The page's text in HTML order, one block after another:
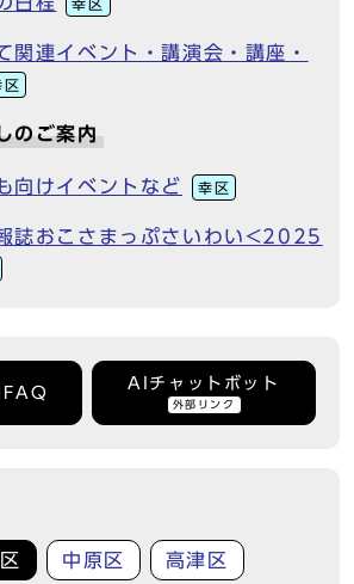
幸区
関連イベント・講演会・講座・
区
のご案内
向けイベントなど 幸区
誌おこさまっぷさいわい<2025
FAQ
AIチャットボット
外部リンク
中原区 高津区